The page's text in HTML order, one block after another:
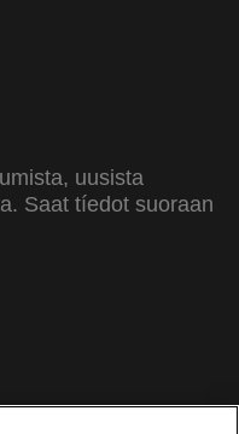
uusista
Saat tíedot suoraan